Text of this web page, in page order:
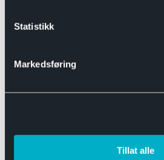
Statistikk
Markedsføring
Tillat alle